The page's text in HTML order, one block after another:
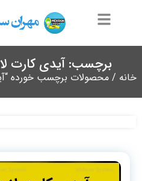
برچسب: آیدی کارت
خانه / محصولات برچسب خورده